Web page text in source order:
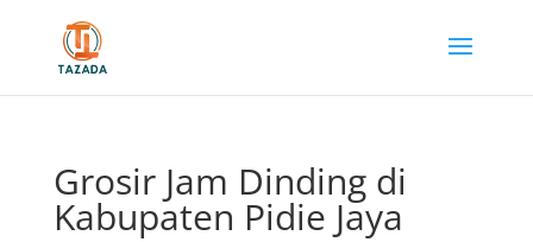
Grosir Jam Dinding di
Kabupaten Pidie Jaya